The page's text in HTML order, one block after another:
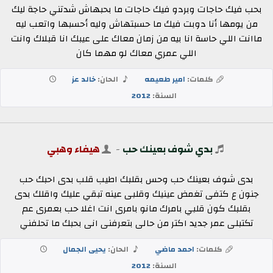
بحب فيك حاجات وبردو فيك حاجات ما بحبهاش شدتني حاجة ليك
من يومها أنا دوبت فيك ما حسبتهاش وليه أحسبها واتعب ليه
ماانت اللي حاسة انا بيه من زمان معاك على عيبك انا قبلاك وانت
اللي عمري معاك لو مهما كان
كلمات: امير طعيمه الحان:خالد عز
السنة:2012
بدي شوف بعينك حب - هيفاء وهبي
بدى شوف بعينك حب وحس بقلبك اطيب قلب بدى احبك حب
جنون ع كتفى تغمض عينيك وقلبى عينه تبقي عليك واقلك بدى
بقلبك كون قلبي بامرك مانو بامرى انت اغلا حب بعمرى عم
تكتبلى عمر جديد اكتر من حالى بتعرفنى انى بحبك ما تحلفني
كلمات: احمد ماضي الحان: يحيى الجمال
السنة:2012